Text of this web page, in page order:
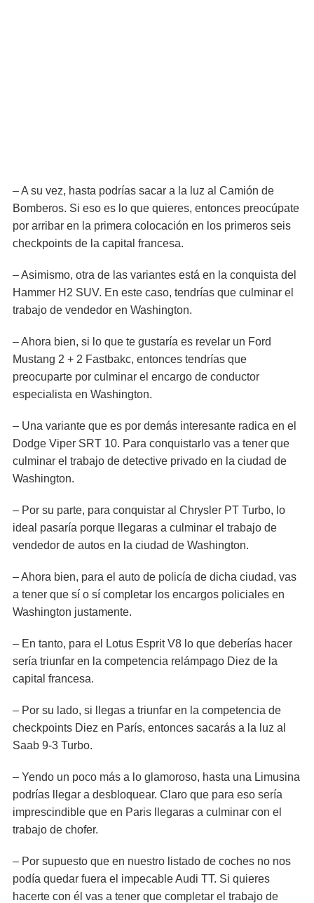
– A su vez, hasta podrías sacar a la luz al Camión de
Bomberos. Si eso es lo que quieres, entonces preocúpate
por arribar en la primera colocación en los primeros seis
checkpoints de la capital francesa.
– Asimismo, otra de las variantes está en la conquista del
Hammer H2 SUV. En este caso, tendrías que culminar el
trabajo de vendedor en Washington.
– Ahora bien, si lo que te gustaría es revelar un Ford
Mustang 2 + 2 Fastbakc, entonces tendrías que
preocuparte por culminar el encargo de conductor
especialista en Washington.
– Una variante que es por demás interesante radica en el
Dodge Viper SRT 10. Para conquistarlo vas a tener que
culminar el trabajo de detective privado en la ciudad de
Washington.
– Por su parte, para conquistar al Chrysler PT Turbo, lo
ideal pasaría porque llegaras a culminar el trabajo de
vendedor de autos en la ciudad de Washington.
– Ahora bien, para el auto de policía de dicha ciudad, vas
a tener que sí o sí completar los encargos policiales en
Washington justamente.
– En tanto, para el Lotus Esprit V8 lo que deberías hacer
sería triunfar en la competencia relámpago Diez de la
capital francesa.
– Por su lado, si llegas a triunfar en la competencia de
checkpoints Diez en París, entonces sacarás a la luz al
Saab 9-3 Turbo.
– Yendo un poco más a lo glamoroso, hasta una Limusina
podrías llegar a desbloquear. Claro que para eso sería
imprescindible que en Paris llegaras a culminar con el
trabajo de chofer.
– Por supuesto que en nuestro listado de coches no nos
podía quedar fuera el impecable Audi TT. Si quieres
hacerte con él vas a tener que completar el trabajo de